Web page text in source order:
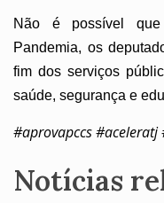
Não é possível
Pandemia, os
fim dos serviços
saúde, segurança e
#aprovapccs
Notícias